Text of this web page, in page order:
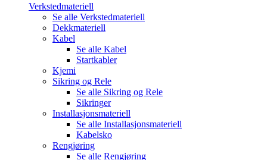
Verkstedmateriell
Se alle Verkstedmateriell
Dekkmateriell
Kabel
Se alle Kabel
Startkabler
Kjemi
Sikring og Rele
Se alle Sikring og Rele
Sikringer
Installasjonsmateriell
Se alle Installasjonsmateriell
Kabelsko
Rengjøring
Se alle Rengjøring